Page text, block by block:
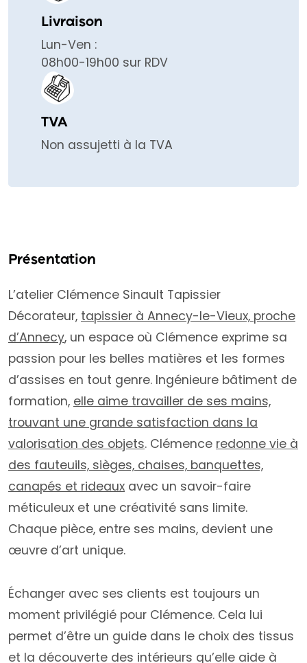
Livraison
Lun-Ven :
08h00-19h00 sur RDV
TVA
Non assujetti à la TVA
Présentation
L’atelier Clémence Sinault Tapissier
Décorateur, tapissier à Annecy-le-Vieux, proche
d’Annecy, un espace où Clémence exprime sa
passion pour les belles matières et les formes
d’assises en tout genre. Ingénieure bâtiment de
formation, elle aime travailler de ses mains,
trouvant une grande satisfaction dans la
valorisation des objets. Clémence redonne vie à
des fauteuils, sièges, chaises, banquettes,
canapés et rideaux avec un savoir-faire
méticuleux et une créativité sans limite.
Chaque pièce, entre ses mains, devient une
œuvre d’art unique.
Échanger avec ses clients est toujours un
moment privilégié pour Clémence. Cela lui
permet d’être un guide dans le choix des tissus
et la découverte des intérieurs qu’elle aide à